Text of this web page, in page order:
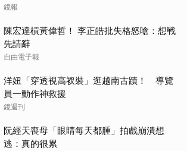
鏡報
陳宏達槓黃偉哲！ 李正皓批失格怒嗆：想戰
先請辭
自由電子報
洋妞「穿透視高衩裝」逛越南古蹟！ 導覽
員一動作神救援
鏡週刊
阮經天喪母「眼睛每天都腫」拍戲崩潰想
逃：真的很累